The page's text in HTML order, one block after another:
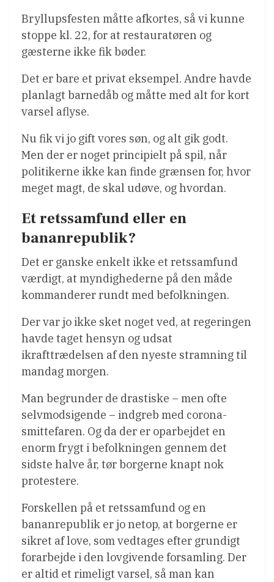
Bryllupsfesten måtte afkortes, så vi kunne
stoppe kl. 22, for at restauratøren og
gæsterne ikke fik bøder.
Det er bare et privat eksempel. Andre havde
planlagt barnedåb og måtte med alt for kort
varsel aflyse.
Nu fik vi jo gift vores søn, og alt gik godt.
Men der er noget principielt på spil, når
politikerne ikke kan finde grænsen for, hvor
meget magt, de skal udøve, og hvordan.
Et retssamfund eller en
bananrepublik?
Det er ganske enkelt ikke et retssamfund
værdigt, at myndighederne på den måde
kommanderer rundt med befolkningen.
Der var jo ikke sket noget ved, at regeringen
havde taget hensyn og udsat
ikrafttrædelsen af den nyeste stramning til
mandag morgen.
Man begrunder de drastiske – men ofte
selvmodsigende – indgreb med corona-
smittefaren. Og da der er oparbejdet en
enorm frygt i befolkningen gennem det
sidste halve år, tør borgerne knapt nok
protestere.
Forskellen på et retssamfund og en
bananrepublik er jo netop, at borgerne er
sikret af love, som vedtages efter grundigt
forarbejde i den lovgivende forsamling. Der
er altid et rimeligt varsel, så man kan